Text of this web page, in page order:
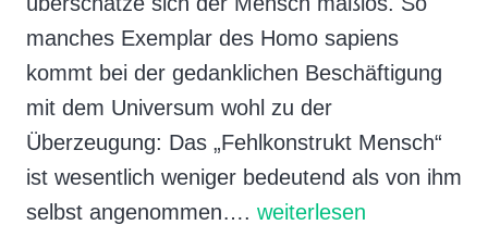
manches Exemplar des Homo sapiens
kommt bei der gedanklichen Beschäftigung
mit dem Universum wohl zu der
Überzeugung: Das „Fehlkonstrukt Mensch“
ist wesentlich weniger bedeutend als von ihm
selbst angenommen…. weiterlesen